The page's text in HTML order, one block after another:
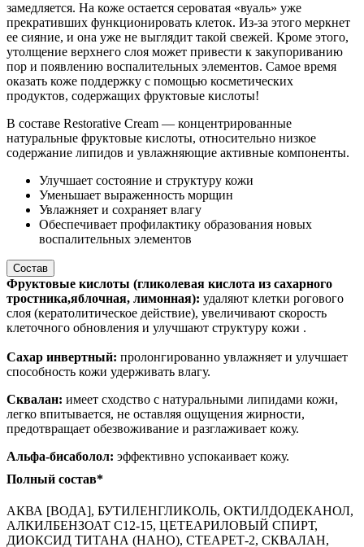
замедляется. На коже остается сероватая «вуаль» уже
прекративших функционировать клеток. Из-за этого меркнет
ее сияние, и она уже не выглядит такой свежей. Кроме этого,
утолщение верхнего слоя может привести к закупориванию
пор и появлению воспалительных элементов. Самое время
оказать коже поддержку с помощью косметических
продуктов, содержащих фруктовые кислоты!
В составе Restorative Cream — концентрированные
натуральные фруктовые кислоты, относительно низкое
содержание липидов и увлажняющие активные компоненты.
Улучшает состояние и структуру кожи
Уменьшает выраженность морщин
Увлажняет и сохраняет влагу
Обеспечивает профилактику образования новых
воспалительных элементов
Состав
Фруктовые кислоты (гликолевая кислота из сахарного
тростника,яблочная, лимонная): удаляют клетки рогового
слоя (кератолитическое действие), увеличивают скорость
клеточного обновления и улучшают структуру кожи .
Сахар инвертный: пролонгированно увлажняет и улучшает
способность кожи удерживать влагу.
Сквалан: имеет сходство с натуральными липидами кожи,
легко впитывается, не оставляя ощущения жирности,
предотвращает обезвоживание и разглаживает кожу.
Альфа-бисаболол: эффективно успокаивает кожу.
Полный состав*
АКВА [ВОДА], БУТИЛЕНГЛИКОЛЬ, ОКТИЛДОДЕКАНОЛ,
АЛКИЛБЕНЗОАТ С12-15, ЦЕТЕАРИЛОВЫЙ СПИРТ,
ДИОКСИД ТИТАНА (НАНО), СТЕАРЕТ-2, СКВАЛАН,